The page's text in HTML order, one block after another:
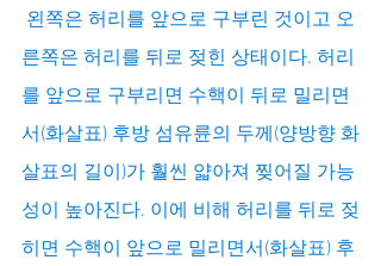
왼쪽은 허리를 앞으로 구부린 것이고 오
른쪽은 허리를 뒤로 젖힌 상태이다. 허리
를 앞으로 구부리면 수핵이 뒤로 밀리면
서(화살표) 후방 섬유륜의 두께(양방향 화
살표의 길이)가 훨씬 얇아져 찢어질 가능
성이 높아진다. 이에 비해 허리를 뒤로 젖
히면 수핵이 앞으로 밀리면서(화살표) 후